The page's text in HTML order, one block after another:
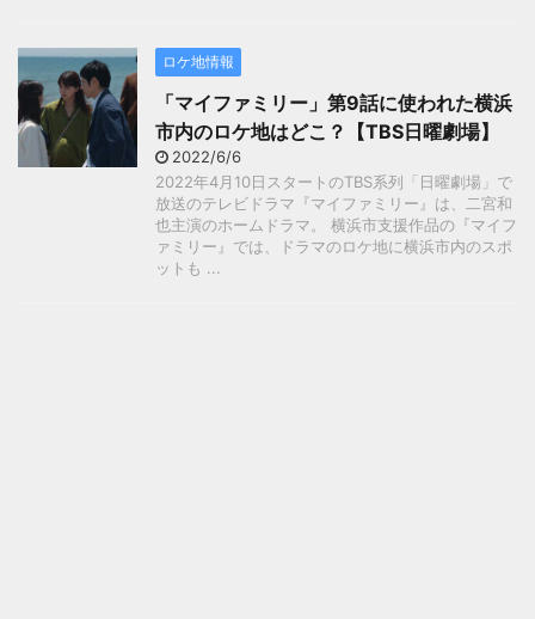
ロケ地情報
「マイファミリー」第9話に使われた横浜
市内のロケ地はどこ？【TBS日曜劇場】
2022/6/6
2022年4月10日スタートのTBS系列「日曜劇場」で
放送のテレビドラマ『マイファミリー』は、二宮和
也主演のホームドラマ。 横浜市支援作品の『マイフ
ァミリー』では、ドラマのロケ地に横浜市内のスポ
ットも ...